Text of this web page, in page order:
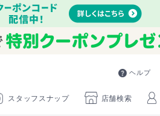
ヘルプ
スタッフスナップ 店舗検索